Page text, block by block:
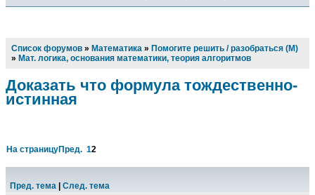
Список форумов » Математика » Помогите решить / разобраться (М)
» Мат. логика, основания математики, теория алгоритмов
Доказать что формула тождественно-
истинная
На страницуПред. 12
Пред. тема
След. тема